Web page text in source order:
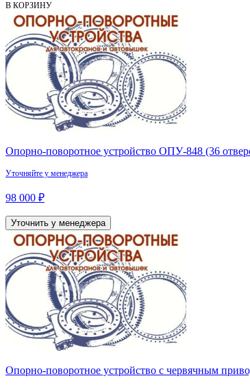
В КОРЗИНУ
Опорно-поворотное устройство ОПУ-848 (36
Уточняйте у менеджера
98 000 ₽
Уточнить у менеджера
Опорно-поворотное устройство с червячным